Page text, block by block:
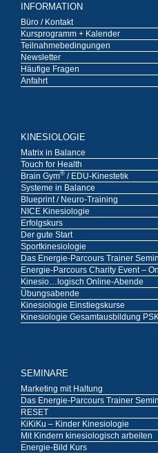
INFORMATION
Büro / Kontakt
Kursprogramm + Kalender
Teilnahmebedingungen
Newsletter
Häufige Fragen
Anfahrt
KINESIOLOGIE
Matrix in Balance
Touch for Health
Brain Gym® / EDU-Kinestetik
Systeme in Balance
Blueprint / Neuro-Training
NICE Kinesiologie
Erfolgskurs
Der gute Start
Sportkinesiologie
Das Energie-Parcours Trainer
Energie-Parcours Charity Event –
Kinesio…logisch Online-Abende
Übungsabende
Kinesiologie Einstiegskurse
Kinesiologie Gesamtausbildung PSK
SEMINARE
Marketing mit Haltung
Das Energie-Parcours Trainer
RESET
KiKiKu – Kinder Kinesiologie
Mit Kindern kinesiologisch arbeiten
Energie-Bild Kurs